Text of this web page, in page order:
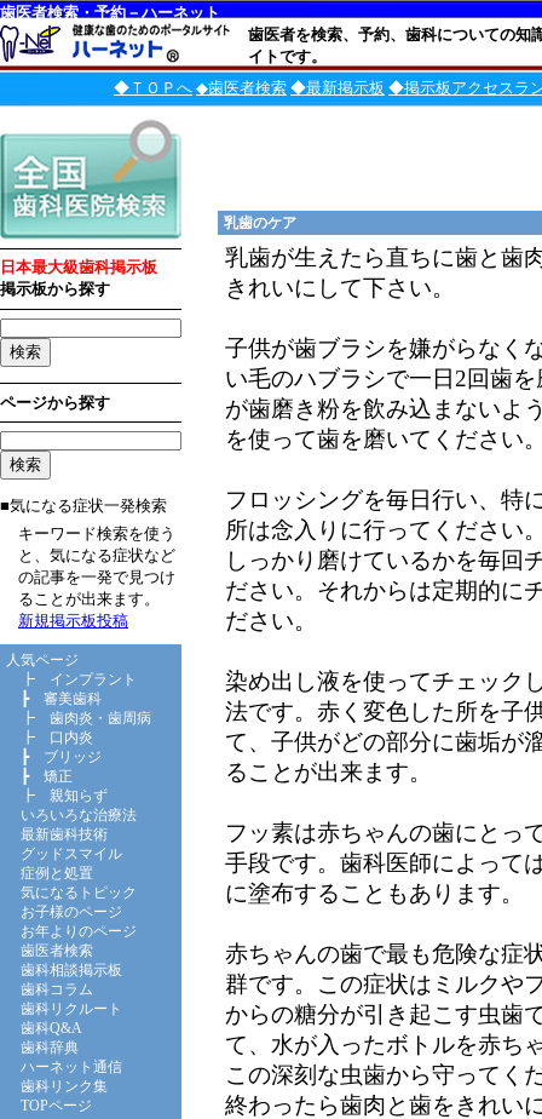
歯医者検索・予約－ハーネット
歯医者を検索、予約、歯科についての知
イトです。
◆ＴＯＰへ ◆歯医者検索 ◆最新掲示板 ◆掲示板アクセスラ
日本最大級歯科掲示板
掲示板から探す
ページから探す
■気になる症状一発検索
キーワード検索を使う
と、気になる症状など
の記事を一発で見つけ
ることが出来ます。
新規掲示板投稿
人気ページ
┣ インプラント
┣ 審美歯科
┣ 歯肉炎・歯周病
┣ 口内炎
┣ ブリッジ
┣ 矯正
┣ 親知らず
いろいろな治療法
最新歯科技術
グッドスマイル
症例と処置
気になるトピック
お子様のページ
お年よりのページ
歯医者検索
歯科相談掲示板
歯科コラム
歯科リクルート
歯科Q&A
歯科辞典
ハーネット通信
歯科リンク集
TOPページ
乳歯のケア
乳歯が生えたら直ちに歯と歯
きれいにして下さい。
子供が歯ブラシを嫌がらなく
い毛のハブラシで一日2回歯
が歯磨き粉を飲み込まないよ
を使って歯を磨いてください
フロッシングを毎日行い、特
所は念入りに行ってください
しっかり磨けているかを毎回
ださい。それからは定期的に
ださい。
染め出し液を使ってチェック
法です。赤く変色した所を子
て、子供がどの部分に歯垢が
ることが出来ます。
フッ素は赤ちゃんの歯にとっ
手段です。歯科医師によって
に塗布することもあります。
赤ちゃんの歯で最も危険な症
群です。この症状はミルクや
からの糖分が引き起こす虫歯
て、水が入ったボトルを赤ち
この深刻な虫歯から守ってく
終わったら歯肉と歯をきれい